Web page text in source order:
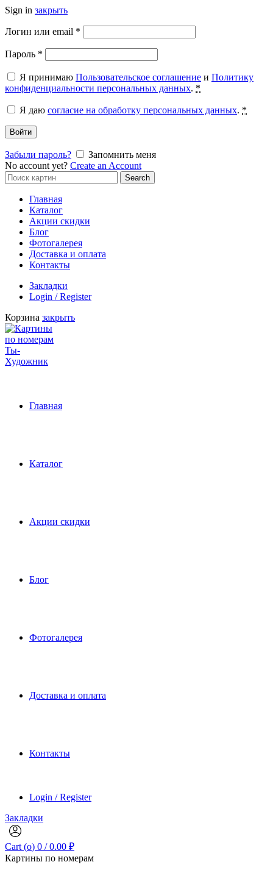
Sign in закрыть
Логин или email *
Пароль *
Я принимаю Пользовательское соглашение и Политику
конфиденциальности персональных данных. *
Я даю согласие на обработку персональных данных. *
Войти
Забыли пароль?
Запомнить меня
No account yet? Create an Account
Search
for:
Search
Главная
Каталог
Акции скидки
Блог
Фотогалерея
Доставка и оплата
Контакты
Закладки
Login / Register
Корзина закрыть
Главная
Каталог
Акции скидки
Блог
Фотогалерея
Доставка и оплата
Контакты
Login / Register
Закладки
Cart (o) 0 / 0.00 ₽
Картины по номерам